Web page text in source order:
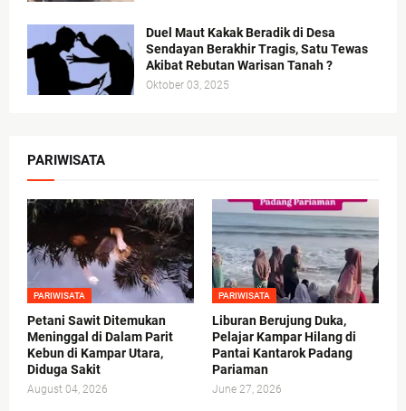
Duel Maut Kakak Beradik di Desa
Sendayan Berakhir Tragis, Satu Tewas
Akibat Rebutan Warisan Tanah ?
Oktober 03, 2025
PARIWISATA
PARIWISATA
Petani Sawit Ditemukan
Meninggal di Dalam Parit
Kebun di Kampar Utara,
Diduga Sakit
August 04, 2026
PARIWISATA
Liburan Berujung Duka,
Pelajar Kampar Hilang di
Pantai Kantarok Padang
Pariaman
June 27, 2026